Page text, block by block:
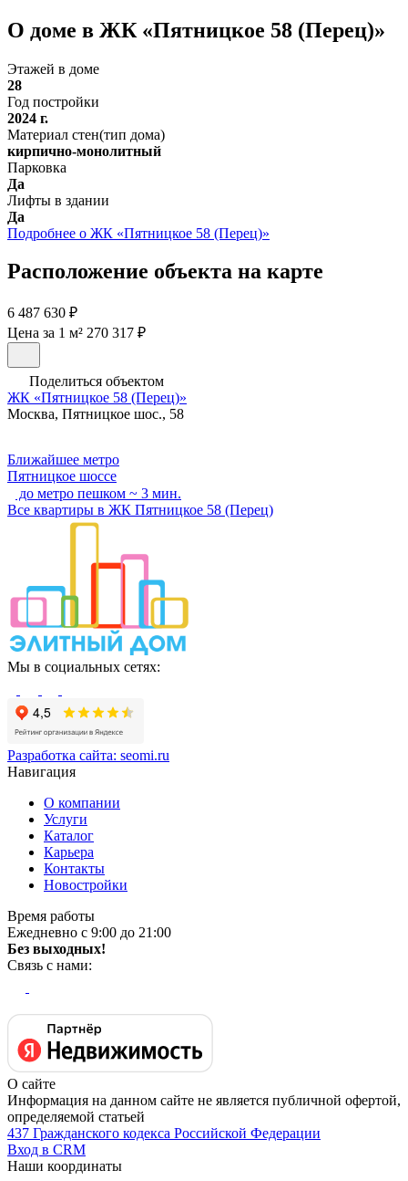
О доме в ЖК «Пятницкое 58 (Перец)»
Этажей в доме
28
Год постройки
2024 г.
Материал стен(тип дома)
кирпично-монолитный
Парковка
Да
Лифты в здании
Да
Подробнее о ЖК «Пятницкое 58 (Перец)»
Расположение объекта на карте
6 487 630 ₽
Цена за 1 м² 270 317 ₽
Поделиться объектом
ЖК «Пятницкое 58 (Перец)»
Москва, Пятницкое шос., 58
Ближайшее метро
Пятницкое шоссе
до метро пешком ~ 3 мин.
Все квартиры в ЖК Пятницкое 58 (Перец)
Мы в социальных сетях:
Разработка сайта: seomi.ru
Навигация
О компании
Услуги
Каталог
Карьера
Контакты
Новостройки
Время работы
Ежедневно с 9:00 до 21:00
Без выходных!
Связь с нами:
О сайте
Информация на данном сайте не является публичной офертой,
определяемой статьей
437 Гражданского кодекса Российской Федерации
Вход в CRM
Наши координаты